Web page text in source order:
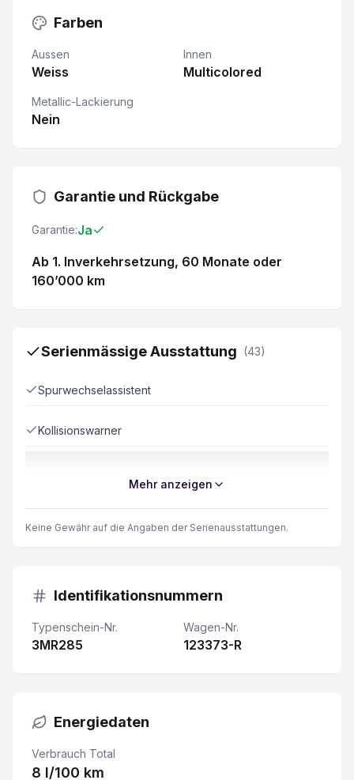
Farben
Aussen
Weiss
Innen
Multicolored
Metallic-Lackierung
Nein
Garantie und Rückgabe
Garantie:Ja
Ab 1. Inverkehrsetzung, 60 Monate oder
160’000 km
Serienmässige Ausstattung (43)
Spurwechselassistent
Kollisionswarner
Trennwand mit Fenster
Parksensor vorne und hinten
Lenkrad verstellbar
LED-Scheinwerfer
Aussenspiegel elektrisch beheizbar
Mehr anzeigen
Keine Gewähr auf die Angaben der Serienausstattungen.
Identifikationsnummern
Typenschein-Nr.
3MR285
Wagen-Nr.
123373-R
Energiedaten
Verbrauch Total
8 l/100 km